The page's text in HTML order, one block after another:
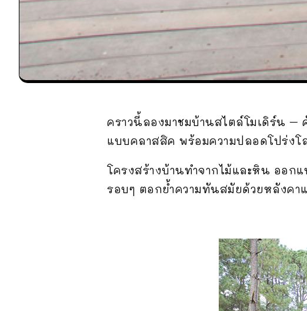
คราวนี้ลองมาชมบ้านสไตล์โมเดิร์น
แบบคลาสสิค พร้อมความปลอดโปร่งโ
โครงสร้างบ้านทำจากไม้และหิน ออก
รอบๆ ตอกย้ำความทันสมัยด้วยหลังคา